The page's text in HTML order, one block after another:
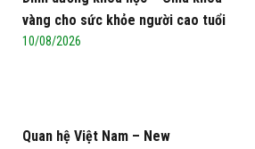
vàng cho sức khỏe người cao tuổi
10/08/2026
Quan hệ Việt Nam – New